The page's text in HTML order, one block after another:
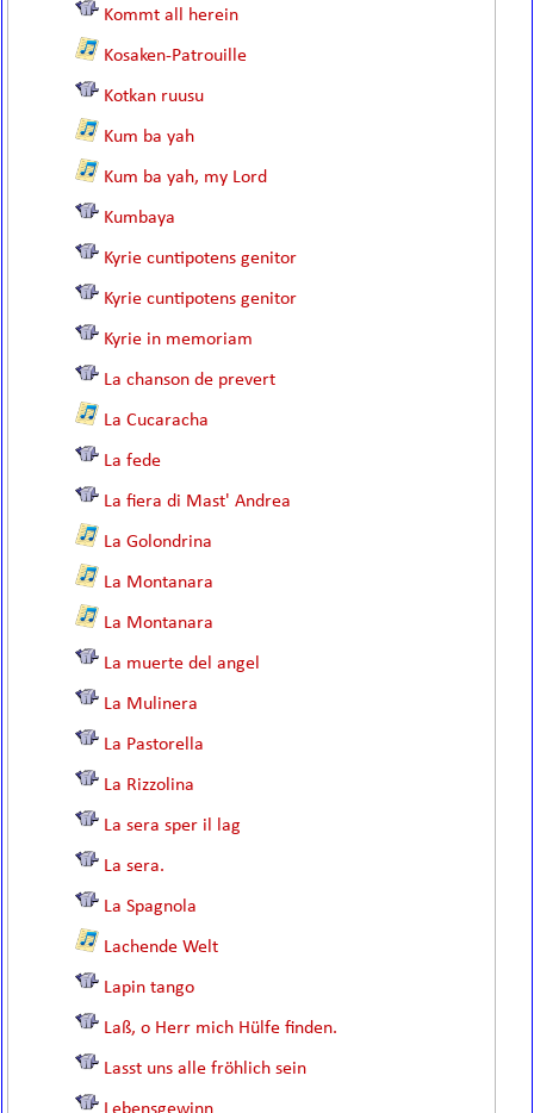
Kommt all herein
Kosaken-Patrouille
Kotkan ruusu
Kum ba yah
Kum ba yah, my Lord
Kumbaya
Kyrie cuntipotens genitor
Kyrie cuntipotens genitor
Kyrie in memoriam
La chanson de prevert
La Cucaracha
La fede
La fiera di Mast' Andrea
La Golondrina
La Montanara
La Montanara
La muerte del angel
La Mulinera
La Pastorella
La Rizzolina
La sera sper il lag
La sera.
La Spagnola
Lachende Welt
Lapin tango
Laß, o Herr mich Hülfe finden.
Lasst uns alle fröhlich sein